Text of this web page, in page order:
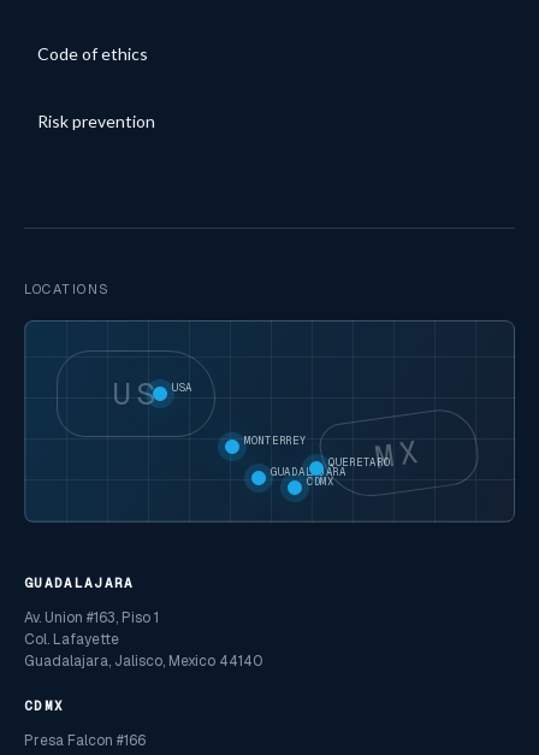
Code of ethics
Risk prevention
LOCATIONS
US
MX
USA
MONTERREY
GUADALAJARA
CDMX
QUERETARO
GUADALAJARA
Av. Union #163, Piso 1
Col. Lafayette
Guadalajara, Jalisco, Mexico 44140
CDMX
Presa Falcon #166